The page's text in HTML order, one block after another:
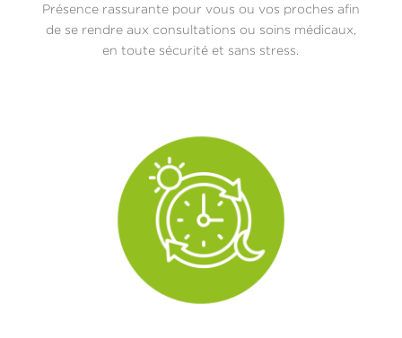
Présence rassurante pour vous ou vos proches afin
de se rendre aux consultations ou soins médicaux,
en toute sécurité et sans stress.